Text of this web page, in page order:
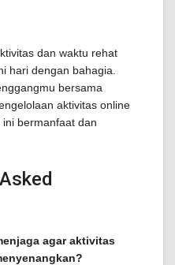
dan waktu rehat
hari dengan bahagia.
bersama
aktivitas online
bermanfaat dan
agar aktivitas